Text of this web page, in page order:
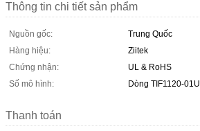
Thông tin chi tiết sản phẩm
Nguồn gốc:
Trung Quốc
Hàng hiệu:
Ziitek
Chứng nhận:
UL & RoHS
Số mô hình:
Dòng TIF1120-01U
Thanh toán